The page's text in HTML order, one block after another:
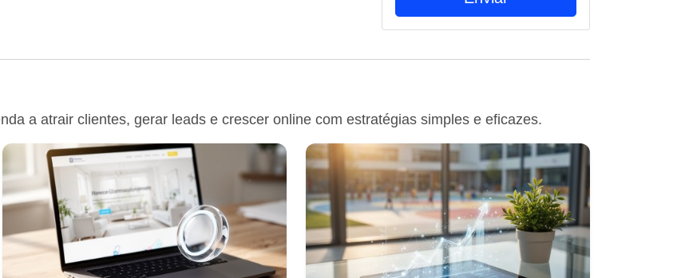
a atrair clientes, gerar leads e crescer online com estratégias simples e eficazes.